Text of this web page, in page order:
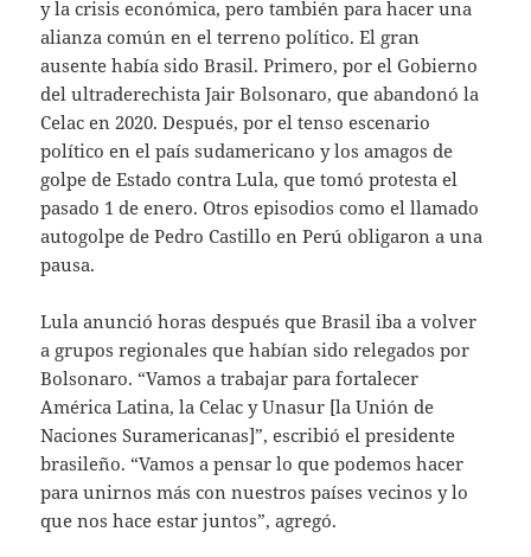
y la crisis económica, pero también para hacer una
alianza común en el terreno político. El gran
ausente había sido Brasil. Primero, por el Gobierno
del ultraderechista Jair Bolsonaro, que abandonó la
Celac en 2020. Después, por el tenso escenario
político en el país sudamericano y los amagos de
golpe de Estado contra Lula, que tomó protesta el
pasado 1 de enero. Otros episodios como el llamado
autogolpe de Pedro Castillo en Perú obligaron a una
pausa.
Lula anunció horas después que Brasil iba a volver
a grupos regionales que habían sido relegados por
Bolsonaro. “Vamos a trabajar para fortalecer
América Latina, la Celac y Unasur [la Unión de
Naciones Suramericanas]”, escribió el presidente
brasileño. “Vamos a pensar lo que podemos hacer
para unirnos más con nuestros países vecinos y lo
que nos hace estar juntos”, agregó.